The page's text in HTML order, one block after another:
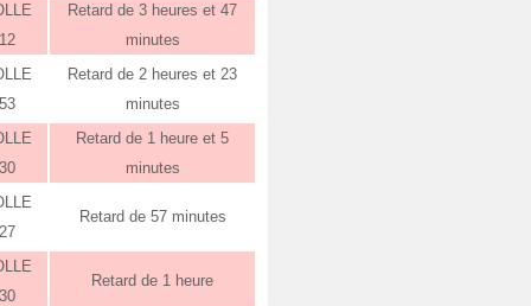
Retard de 3 heures et 47
minutes
Retard de 2 heures et 23
minutes
Retard de 1 heure et 5
minutes
Retard de 57 minutes
Retard de 1 heure